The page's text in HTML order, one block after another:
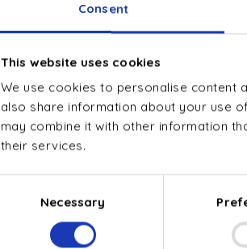
Consent
This website uses cookies
We use cookies to personalise content
also share information about your use
may combine it with other information
their services.
Necessary
gestion